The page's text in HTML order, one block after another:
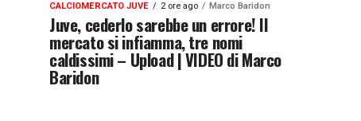
CALCIOMERCATO JUVE 2 ore ago Marco Baridon
Juve, cederlo sarebbe un errore! Il
mercato si infiamma, tre nomi
caldissimi – Upload | VIDEO di Marco
Baridon